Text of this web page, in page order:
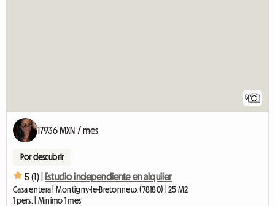
5
17936 MXN / mes
Por descubrir
5 (1) | Estudio independiente en alquiler
Casa entera | Montigny-le-Bretonneux (78180) | 25 M2
1 pers. | Mínimo 1 mes